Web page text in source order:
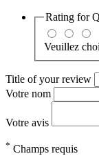
Rating for
Veuillez
Title of your review
Votre nom
Votre avis
* Champs requis